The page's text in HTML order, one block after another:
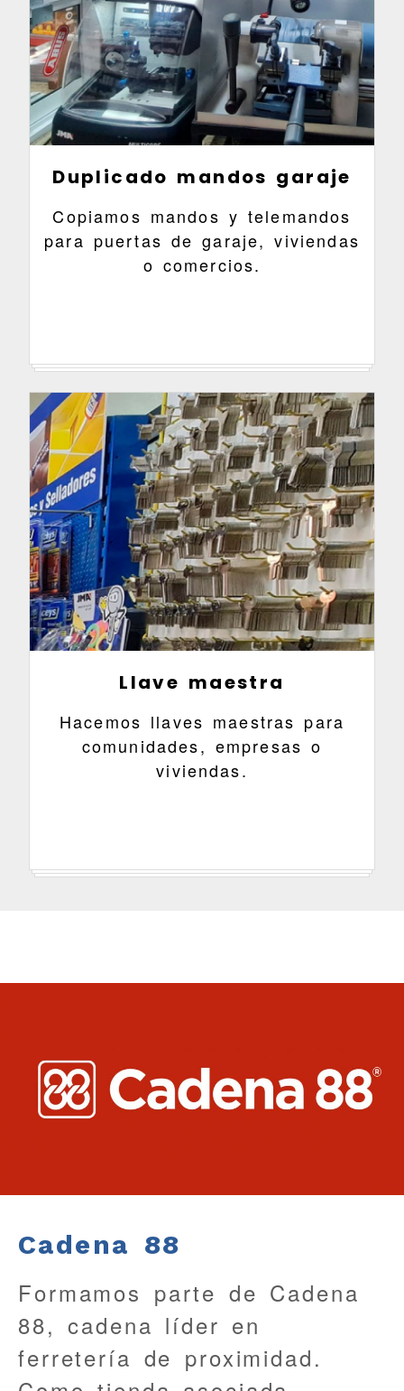
Duplicado mandos garaje
Copiamos mandos y telemandos
para puertas de garaje, viviendas
o comercios.
Llave maestra
Hacemos llaves maestras para
comunidades, empresas o
viviendas.
Cadena 88
Formamos parte de Cadena
88, cadena líder en
ferretería de proximidad.